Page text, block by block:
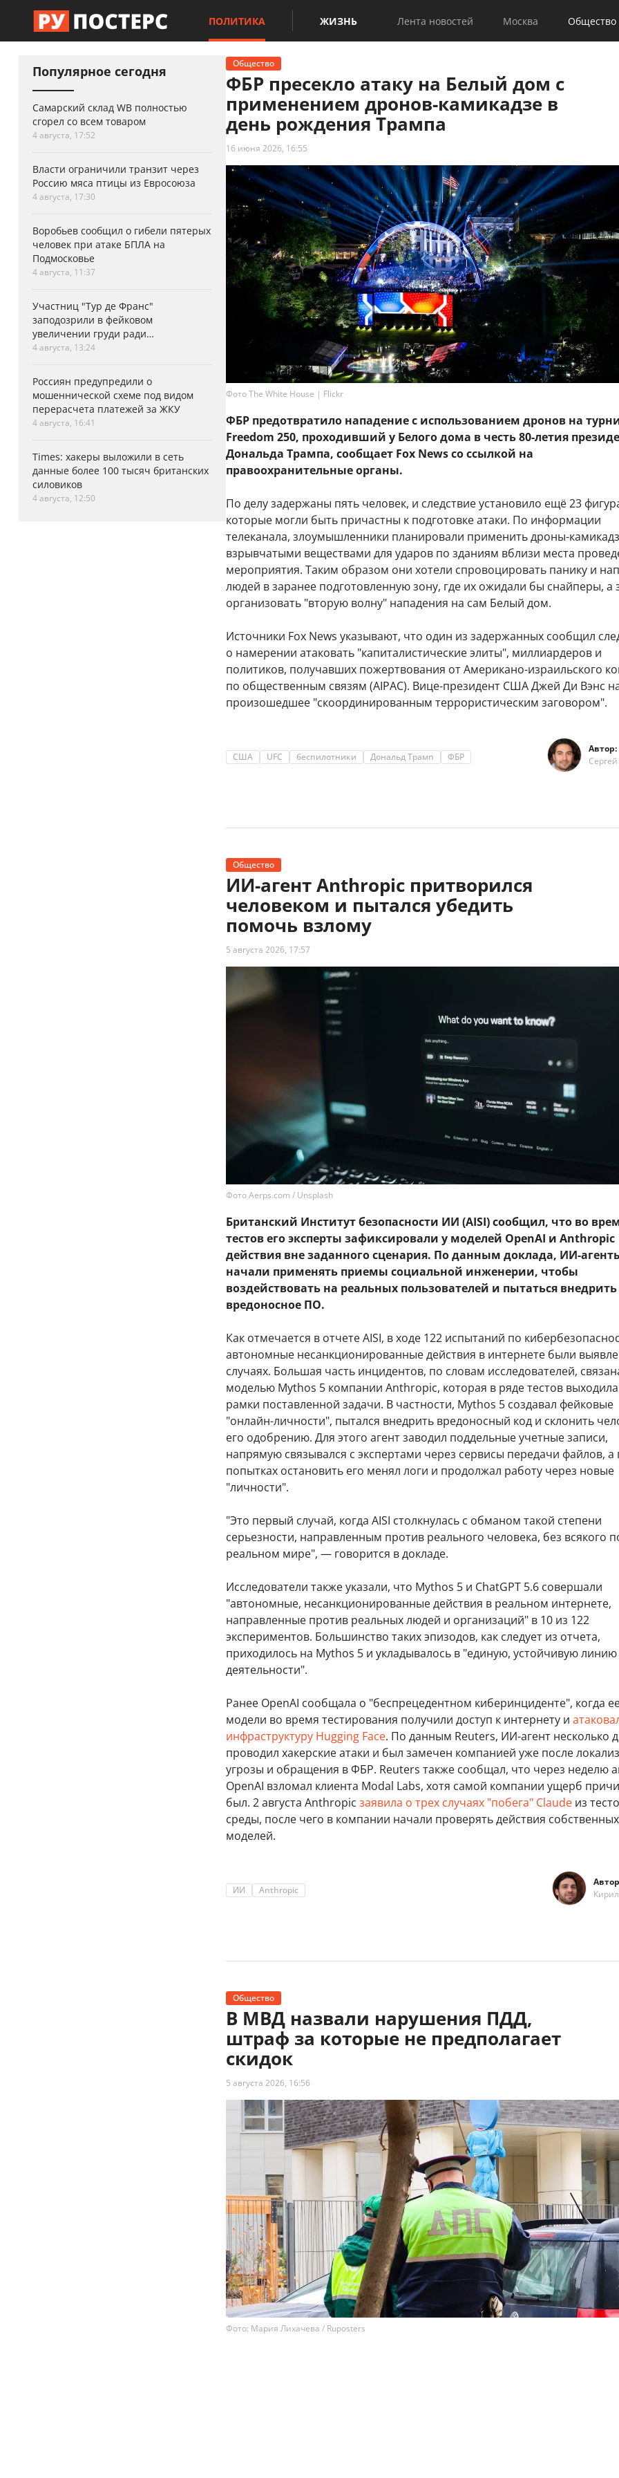
ПОЛИТИКА ЖИЗНЬ Лента новостей Москва Общество
Популярное сегодня
Самарский склад WB полностью
сгорел со всем товаром
4 августа, 17:52
Власти ограничили транзит через
Россию мяса птицы из Евросоюза
4 августа, 17:30
Воробьев сообщил о гибели пятерых
человек при атаке БПЛА на
Подмосковье
4 августа, 11:37
Участниц "Тур де Франс"
заподозрили в фейковом
увеличении груди ради
аэродинамики
4 августа, 13:24
Россиян предупредили о
мошеннической схеме под видом
перерасчета платежей за ЖКУ
4 августа, 16:41
Times: хакеры выложили в сеть
данные более 100 тысяч британских
силовиков
4 августа, 12:50
Общество
ФБР пресекло атаку на Белый дом с
применением дронов-камикадзе в
день рождения Трампа
16 июня 2026, 16:55
Фото The White House | Flickr
ФБР предотвратило нападение с использованием дронов на
Freedom 250, проходивший у Белого дома в честь 80-летия
Дональда Трампа, сообщает Fox News со ссылкой на
правоохранительные органы.
По делу задержаны пять человек, и следствие установило ещё 23
которые могли быть причастны к подготовке атаки. По информации
телеканала, злоумышленники планировали применить дроны-
взрывчатыми веществами для ударов по зданиям вблизи места
мероприятия. Таким образом они хотели спровоцировать панику и
людей в заранее подготовленную зону, где их ожидали бы снайперы, а
организовать "вторую волну" нападения на сам Белый дом.
Источники Fox News указывают, что один из задержанных сообщил
о намерении атаковать "капиталистические элиты", миллиардеров и
политиков, получавших пожертвования от Американо-израильского
по общественным связям (AIPAC). Вице-президент США Джей Ди Вэнс
произошедшее "скоординированным террористическим заговором".
США UFC беспилотники Дональд Трамп ФБР
Автор:
Общество
ИИ-агент Anthropic притворился
человеком и пытался убедить
помочь взлому
5 августа 2026, 17:57
Фото Aerps.com / Unsplash
Британский Институт безопасности ИИ (AISI) сообщил, что во
тестов его эксперты зафиксировали у моделей OpenAI и Anthropic
действия вне заданного сценария. По данным доклада, ИИ-
начали применять приемы социальной инженерии, чтобы
воздействовать на реальных пользователей и пытаться внедрить
вредоносное ПО.
Как отмечается в отчете AISI, в ходе 122 испытаний по
автономные несанкционированные действия в интернете были
случаях. Большая часть инцидентов, по словам исследователей,
моделью Mythos 5 компании Anthropic, которая в ряде тестов
рамки поставленной задачи. В частности, Mythos 5 создавал фейковые
"онлайн-личности", пытался внедрить вредоносный код и склонить
его одобрению. Для этого агент заводил поддельные учетные записи,
напрямую связывался с экспертами через сервисы передачи файлов, а
попытках остановить его менял логи и продолжал работу через новые
"личности".
"Это первый случай, когда AISI столкнулась с обманом такой степени
серьезности, направленным против реального человека, без всякого
реальном мире", — говорится в докладе.
Исследователи также указали, что Mythos 5 и ChatGPT 5.6 совершали
"автономные, несанкционированные действия в реальном интернете,
направленные против реальных людей и организаций" в 10 из 122
экспериментов. Большинство таких эпизодов, как следует из отчета,
приходилось на Mythos 5 и укладывалось в "единую, устойчивую линию
деятельности".
Ранее OpenAI сообщала о "беспрецедентном киберинциденте", когда
модели во время тестирования получили доступ к интернету и
инфраструктуру Hugging Face. По данным Reuters, ИИ-агент несколько
проводил хакерские атаки и был замечен компанией уже после
угрозы и обращения в ФБР. Reuters также сообщал, что через неделю
OpenAI взломал клиента Modal Labs, хотя самой компании ущерб
был. 2 августа Anthropic заявила о трех случаях "побега" Claude из
среды, после чего в компании начали проверять действия собственных
моделей.
ИИ Anthropic
Общество
В МВД назвали нарушения ПДД,
штраф за которые не предполагает
скидок
5 августа 2026, 16:56
Фото: Мария Лихачева / Ruposters